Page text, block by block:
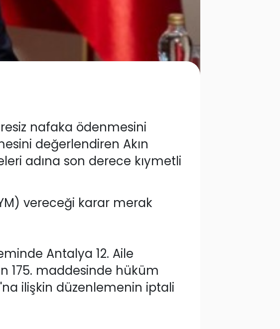
nafaka ödenmesini
değerlendiren Akın
adına son derece kıymetli
vereceği karar merak
Antalya 12. Aile
175. maddesinde hüküm
ilişkin düzenlemenin iptali